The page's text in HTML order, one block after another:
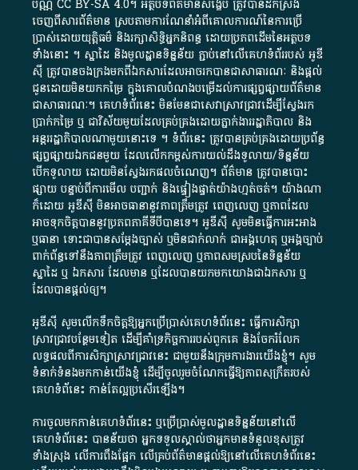
ប័ណ្ណ​CC BY-SA 4.0។​ អត្ថបទ​ព័ត៌មាន​សង្ខេប​ ត្រូវ​បាន​ដកស្រង់​
ចេញពី​សារព័ត៌មាន ស្របតាមការ​ណែនាំ​អំពី​គោលការណ៍​នៃ​ការ​ប្រើ
ប្រាស់​ដោយ​យុត្តិធម៌​ និង​រក្សាសិទ្ធិអ្នកនិពន្ធ ដោយ​ប្រភពដើម​នៃ​​អត្ថបទ
ទាំង​នោះ​ ។​ ស្នាដៃ​ និង​មូលដ្ឋាន​ទិន្នន័យ ​ភ្ជាប់​នៅ​លើ​គេហទំព័រ​របស់​ អូ​ឌី​
ស៊ី​ ត្រូវ​បាន​ចងក្រង​មក​ពី​ឯកសារ​ដែល​អាច​រក​បានជា​សាធារណៈ​ និង​ផ្តល់​
ជូន​ដោយ​មិន​យក​កម្រៃ​ ក្នុង​គោលបំណង​បម្រើ​ដល់ការ​ផ្សព្វផ្សាយ​ព័ត៌មាន​
ជា​សាធារណៈ​។​ គេហទំព័រ​នេះ​ មិនមែន​ជា​សេវា​ស្រាវជ្រាវ​ដើម្បី​ស្វែងរក
ប្រាក់​កម្រៃ​ ឬ​ ជា​វិស័យ​មួយ​ដែល​គ្រប់គ្រង​ដោយ​ភ្នាក់ងារ​រដ្ឋាភិបាល​ និង ​
អន្តររដ្ឋាភិបាល​ណាមួយ​នោះ​ទេ ​។​ ទំព័រ​នេះ​ ត្រូវ​បាន​គ្រប់គ្រង​ដោយ​ប្រព័ន្ធ​
ផ្សព្វផ្សាយ​ឯកជន​មួយ​ ដែល​លើកកម្ពស់​ការ​យល់​ដឹង​ទូលាយ​/​ទិន្នន័យ​
បើក​ទូលាយ​ ដោយ​មិនស្វែង​រក​ផល​ចំណេញ​។​ ព័ត៌មាន​ ត្រូវ​បាន​បោះ
ផ្សាយ​ បន្ទាប់​ពី​ការ​មើល​ បញ្ជាក់​ និង​ផ្ទៀងផ្ទាត់​យ៉ាង​ហ្មត់ចត់​។​ យ៉ាងណា​
ក៏​ដោយ​ អូ​ឌី​ស៊ី​ មិន​អាច​ធានា​នូវ​ភាព​ត្រឹមត្រូវ​ ពេញលេញ​ ឬ​ភាព​ដែល​
អាច​ទុកចិត្ត​បាននូវ​ប្រភព​ភាគី​ទី​បី​បាន​ទេ​។​ អូ​ឌី​ស៊ី​ សូម​មិន​ធ្វើការ​អះអាង​
ឬ​ធានា​ ទោះជា​បាន​សម្តែង​ច្បាស់​ ឬ​មិន​ជាក់លាក់​ ជា​អង្គហេតុ​ ឬ​អង្គច្បាប់​
ពាក់ព័ន្ធ​ទៅ​នឹង​ភាព​ត្រឹមត្រូវ​ ពេញលេញ​ ឬ​ភាព​សម​ស្រប​នៃ​ទិន្នន័យ​
ស្នាដៃ​ ឬ​ ឯកសារ​ ដែល​មាន​ ឬ​ដែល​បាន​យក​មក​យោង​ជា​ឯកសារ​ ឬ​
ដែល​បាន​ផ្តល់​ឲ្យ​។
អូឌីស៊ី សូមលើកទឹកចិត្តឱ្យអ្នកប្រើប្រាស់គេហទំព័រនេះ ធ្វើការសិក្សា
ស្រាវជ្រាវបន្ថែមទៀត ដើម្បីគាំទ្រកិច្ចការ​របស់ពួកគេ និងចែករំលែក
លទ្ធផលពីការសិក្សាស្រាវជ្រាវនេះ ជាមួយនឹងក្រុមការងារយើងខ្ញុំ។ សូម
ទំនាក់ទំនងមកកាន់យើងខ្ញុំ ដើម្បីចូលរួមចំណែកធ្វើឱ្យភាពសុក្រឹតរបស់
គេហទំព័នេះ កាន់តែល្អប្រសើរឡើង។
ការចូលមកកាន់គេហទំព័រនេះ ឬប្រើប្រាស់មូលដ្ឋានទិន្នន័យនៅលើ
គេហទំព័រនេះ បានន័យថា អ្នកទទួលស្គាល់ថាអ្នកមានទំនួលខុសត្រូវ
ទាំងស្រុង លើការពឹងផ្អែក លើគ្រប់ព័ត៌មានផ្តល់ឱ្យនៅលើគេហទំព័រនេះ